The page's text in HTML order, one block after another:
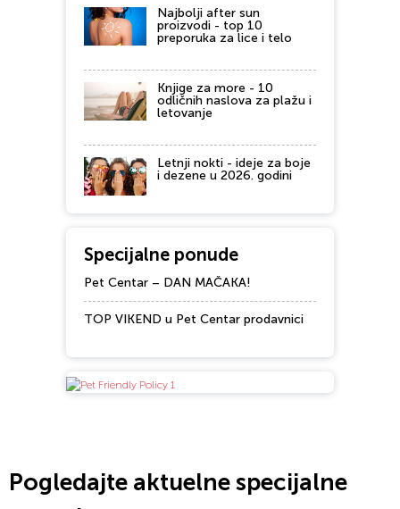
Najbolji after sun
proizvodi - top 10
preporuka za lice i telo
Knjige za more - 10
odličnih naslova za plažu i
letovanje
Letnji nokti - ideje za boje
i dezene u 2026. godini
Specijalne ponude
Pet Centar – DAN MAČAKA!
TOP VIKEND u Pet Centar prodavnici
Pogledajte aktuelne specijalne